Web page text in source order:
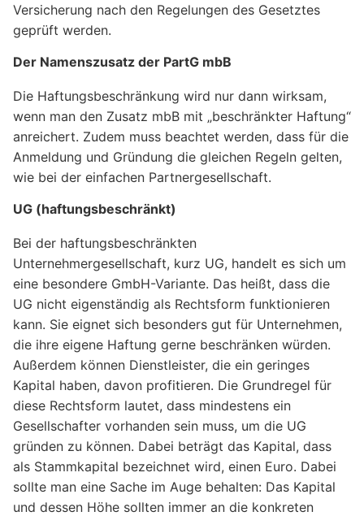
Versicherung nach den Regelungen des Gesetztes
geprüft werden.
Der Namenszusatz der PartG mbB
Die Haftungsbeschränkung wird nur dann wirksam,
wenn man den Zusatz mbB mit „beschränkter Haftung“
anreichert. Zudem muss beachtet werden, dass für die
Anmeldung und Gründung die gleichen Regeln gelten,
wie bei der einfachen Partnergesellschaft.
UG (haftungsbeschränkt)
Bei der haftungsbeschränkten
Unternehmergesellschaft, kurz UG, handelt es sich um
eine besondere GmbH-Variante. Das heißt, dass die
UG nicht eigenständig als Rechtsform funktionieren
kann. Sie eignet sich besonders gut für Unternehmen,
die ihre eigene Haftung gerne beschränken würden.
Außerdem können Dienstleister, die ein geringes
Kapital haben, davon profitieren. Die Grundregel für
diese Rechtsform lautet, dass mindestens ein
Gesellschafter vorhanden sein muss, um die UG
gründen zu können. Dabei beträgt das Kapital, dass
als Stammkapital bezeichnet wird, einen Euro. Dabei
sollte man eine Sache im Auge behalten: Das Kapital
und dessen Höhe sollten immer an die konkreten